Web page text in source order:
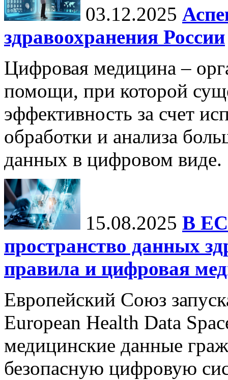
03.12.2025
здравоохранения России
Цифровая медицина –
помощи, при которой
эффективность за счет
обработки и анализа
данных в цифровом виде.
15.08.2025 В ЕС
пространство данных
правила и цифровая
Европейский Союз
European Health Data
медицинские данные
безопасную цифровую